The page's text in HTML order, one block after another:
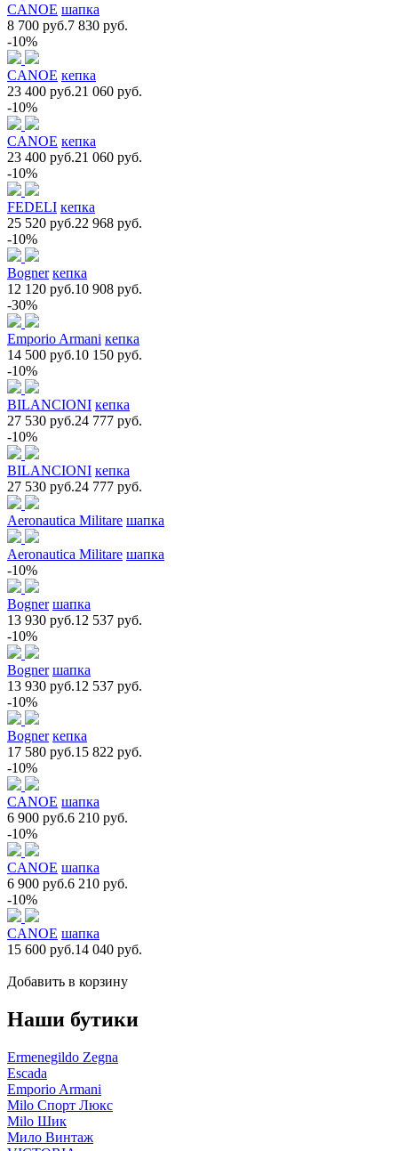
CANOE шапка
8 700 руб.7 830 руб.
-10%
CANOE кепка
23 400 руб.21 060 руб.
-10%
CANOE кепка
23 400 руб.21 060 руб.
-10%
FEDELI кепка
25 520 руб.22 968 руб.
-10%
Bogner кепка
12 120 руб.10 908 руб.
-30%
Emporio Armani кепка
14 500 руб.10 150 руб.
-10%
BILANCIONI кепка
27 530 руб.24 777 руб.
-10%
BILANCIONI кепка
27 530 руб.24 777 руб.
Aeronautica Militare шапка
Aeronautica Militare шапка
-10%
Bogner шапка
13 930 руб.12 537 руб.
-10%
Bogner шапка
13 930 руб.12 537 руб.
-10%
Bogner кепка
17 580 руб.15 822 руб.
-10%
CANOE шапка
6 900 руб.6 210 руб.
-10%
CANOE шапка
6 900 руб.6 210 руб.
-10%
CANOE шапка
15 600 руб.14 040 руб.
Добавить в корзину
Наши бутики
Ermenegildo Zegna
Escada
Emporio Armani
Milo Спорт Люкс
Milo Шик
Мило Винтаж